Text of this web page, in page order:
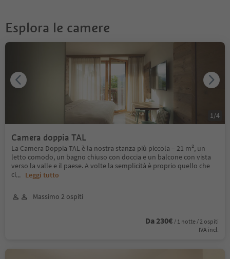
Esplora le camere
Camera doppia TAL
La Camera Doppia TAL è la nostra stanza più piccola – 21 m², un
letto comodo, un bagno chiuso con doccia e un balcone con vista
verso la valle e il paese. A volte la semplicità è proprio quello che
ci... Leggi tutto
Massimo 2 ospiti
Da 230€ / 1 notte / 2 ospiti
IVA incl.
1/4